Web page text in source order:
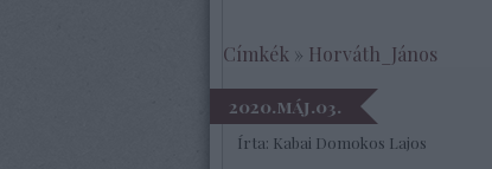
Címkék » Horváth_János
2020.máj.03.
Írta: Kabai Domokos Lajos